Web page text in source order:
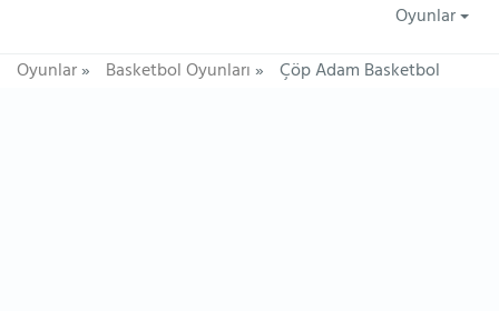
Oyunlar
Oyunlar» Basketbol Oyunları» Çöp Adam Basketbol